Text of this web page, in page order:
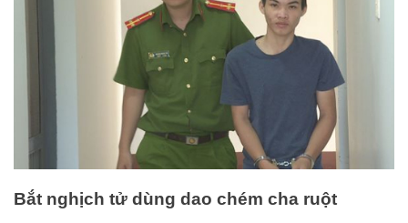
Bắt nghịch tử dùng dao chém cha ruột